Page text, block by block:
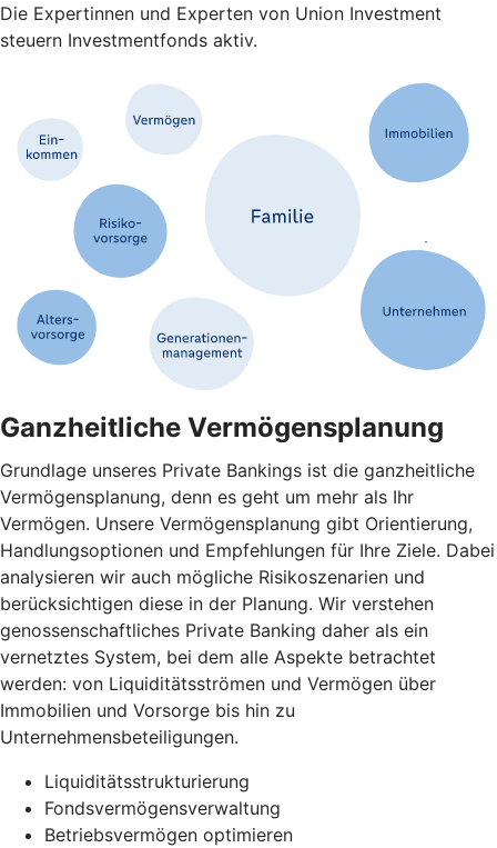
Die Expertinnen und Experten von Union Investment
steuern Investmentfonds aktiv.
Ganzheitliche Vermögensplanung
Grundlage unseres Private Bankings ist die ganzheitliche
Vermögensplanung, denn es geht um mehr als Ihr
Vermögen. Unsere Vermögensplanung gibt Orientierung,
Handlungsoptionen und Empfehlungen für Ihre Ziele. Dabei
analysieren wir auch mögliche Risikoszenarien und
berücksichtigen diese in der Planung. Wir verstehen
genossenschaftliches Private Banking daher als ein
vernetztes System, bei dem alle Aspekte betrachtet
werden: von Liquiditätsströmen und Vermögen über
Immobilien und Vorsorge bis hin zu
Unternehmensbeteiligungen.
Liquiditätsstrukturierung
Fondsvermögensverwaltung
Betriebsvermögen optimieren